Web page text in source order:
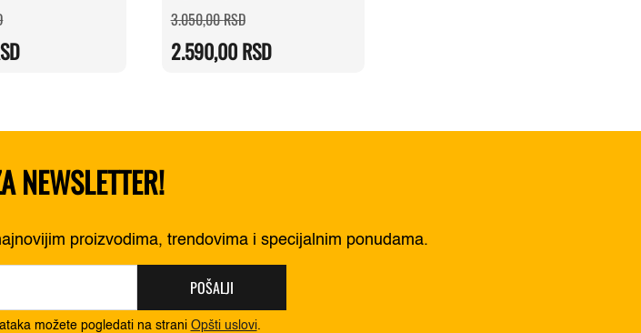
Originalna
cena
bila:
1.010,00 RSD.
Trenutna
cena
860,00 RSD.
3.050,00RSDOriginalna
cena
bila:
3.050,00 RSD.
2.590,00RSD
Trenutna
cena
2.590,00 RSD.
NEWSLETTER!
proizvodima, trendovima i specijalnim ponudama.
POŠALJI
možete pogledati na strani Opšti uslovi.